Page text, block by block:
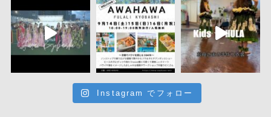
Instagram でフォロー